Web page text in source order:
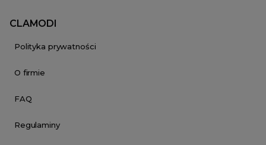
CLAMODI
Polityka prywatności
O firmie
FAQ
Regulaminy